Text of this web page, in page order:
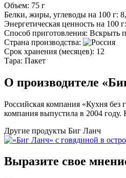
Объем: 75 г
Белки, жиры, углеводы на 100 г:
Энергетическая ценность на 100 г:
Способ приготовления: Вскрыть
Страна производства:
Срок хранения (месяцев): 12
Тара: Пакет
О производителе
Российская компания «Кухня
компания выпустила в 2004 году.
Другие продукты Биг Ланч
Выразите свое